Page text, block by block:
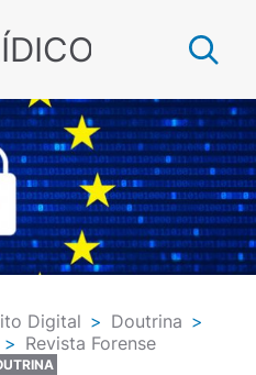
Digital > Doutrina >
> Revista Forense